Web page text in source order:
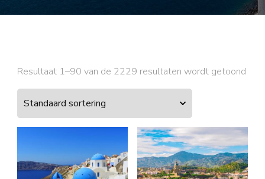
Resultaat 1–90 van de 2229 resultaten wordt getoond